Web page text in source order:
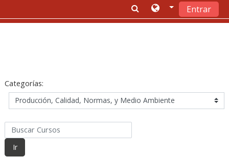
Entrar
Categorías:
Buscar Cursos
Ir